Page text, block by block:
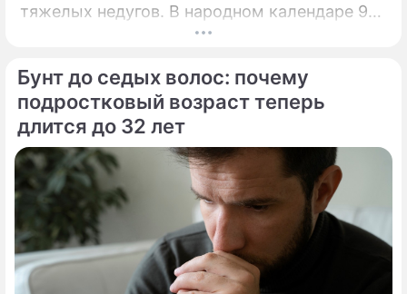
тяжелых недугов. В народном календаре 9
августа занимает особое, почти
Бунт до седых волос: почему
подростковый возраст теперь
длится до 32 лет